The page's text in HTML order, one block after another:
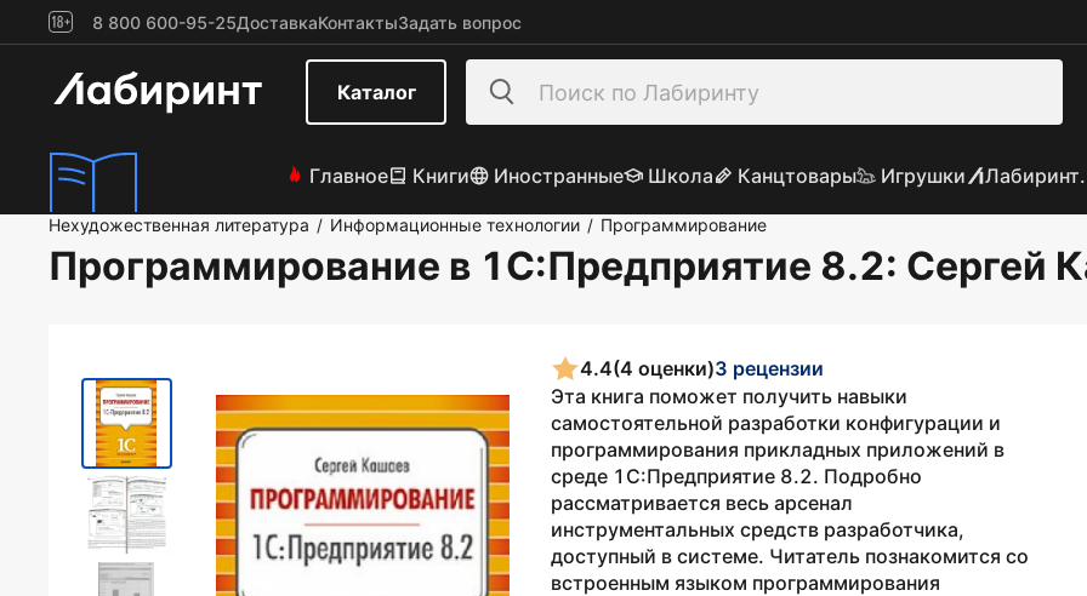
8 800 600-95-25ДоставкаКонтактыЗадать вопрос
Каталог
Главное Книги Иностранные Школа Канцтовары Игрушки
Нехудожественная литература / Информационные технологии / Программирование
Программирование в 1С:Предприятие 8.2: Сергей
4.4(4 оценки)3 рецензии
Эта книга поможет получить навыки
самостоятельной разработки конфигурации и
программирования прикладных приложений в
среде 1С:Предприятие 8.2. Подробно
рассматривается весь арсенал
инструментальных средств разработчика,
доступный в системе. Читатель познакомится со
встроенным языком программирования